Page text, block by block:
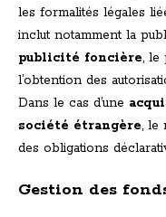
les formalités légales
inclut notamment la
publicité foncière, le
l’obtention des
Dans le cas d’une
société étrangère, le
des obligations
Gestion des